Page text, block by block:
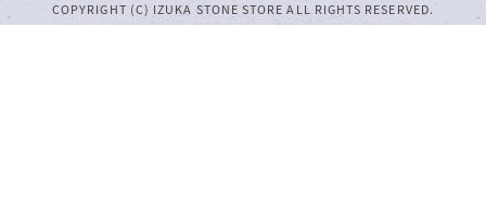
COPYRIGHT (C) IZUKA STONE STORE ALL RIGHTS RESERVED.